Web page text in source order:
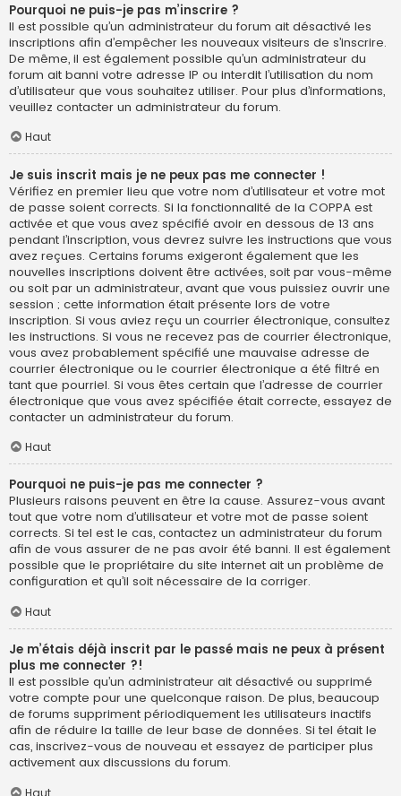
Pourquoi ne puis-je pas m’inscrire ?
Il est possible qu’un administrateur du forum ait désactivé les
inscriptions afin d’empêcher les nouveaux visiteurs de s’inscrire.
De même, il est également possible qu’un administrateur du
forum ait banni votre adresse IP ou interdit l’utilisation du nom
d’utilisateur que vous souhaitez utiliser. Pour plus d’informations,
veuillez contacter un administrateur du forum.
Haut
Je suis inscrit mais je ne peux pas me connecter !
Vérifiez en premier lieu que votre nom d’utilisateur et votre mot
de passe soient corrects. Si la fonctionnalité de la COPPA est
activée et que vous avez spécifié avoir en dessous de 13 ans
pendant l’inscription, vous devrez suivre les instructions que vous
avez reçues. Certains forums exigeront également que les
nouvelles inscriptions doivent être activées, soit par vous-même
ou soit par un administrateur, avant que vous puissiez ouvrir une
session ; cette information était présente lors de votre
inscription. Si vous aviez reçu un courrier électronique, consultez
les instructions. Si vous ne recevez pas de courrier électronique,
vous avez probablement spécifié une mauvaise adresse de
courrier électronique ou le courrier électronique a été filtré en
tant que pourriel. Si vous êtes certain que l’adresse de courrier
électronique que vous avez spécifiée était correcte, essayez de
contacter un administrateur du forum.
Haut
Pourquoi ne puis-je pas me connecter ?
Plusieurs raisons peuvent en être la cause. Assurez-vous avant
tout que votre nom d’utilisateur et votre mot de passe soient
corrects. Si tel est le cas, contactez un administrateur du forum
afin de vous assurer de ne pas avoir été banni. Il est également
possible que le propriétaire du site internet ait un problème de
configuration et qu’il soit nécessaire de la corriger.
Haut
Je m’étais déjà inscrit par le passé mais ne peux à présent
plus me connecter ?!
Il est possible qu’un administrateur ait désactivé ou supprimé
votre compte pour une quelconque raison. De plus, beaucoup
de forums suppriment périodiquement les utilisateurs inactifs
afin de réduire la taille de leur base de données. Si tel était le
cas, inscrivez-vous de nouveau et essayez de participer plus
activement aux discussions du forum.
Haut